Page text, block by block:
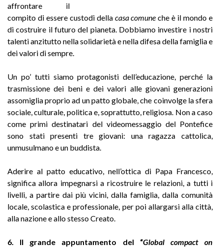
affrontare il
compito di essere custodi della casa comuneche è il mondo e
di costruire il futuro del pianeta. Dobbiamo investire i nostri
talenti anzitutto nella solidarietà e nella difesa della famiglia e
dei valori di sempre.
Un po’ tutti siamo protagonisti dell’educazione, perché la
trasmissione dei beni e dei valori alle giovani generazioni
assomiglia proprio ad un patto globale, che coinvolge la sfera
sociale, culturale, politica e, soprattutto, religiosa. Non a caso
come primi destinatari del videomessaggio del Pontefice
sono stati presenti tre giovani: una ragazza cattolica,
unmusulmano e un buddista.
Aderire al patto educativo, nell’ottica di Papa Francesco,
significa allora impegnarsi a ricostruire le relazioni, a tutti i
livelli, a partire dai più vicini, dalla famiglia, dalla comunità
locale, scolastica e professionale, per poi allargarsi alla città,
alla nazione e allo stesso Creato.
6. Il grande appuntamento del “Global compact on